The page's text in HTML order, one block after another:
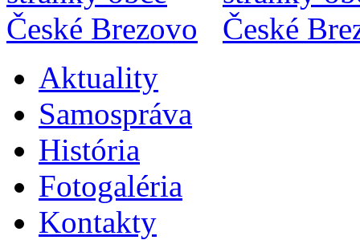
Aktuality
Samospráva
História
Fotogaléria
Kontakty